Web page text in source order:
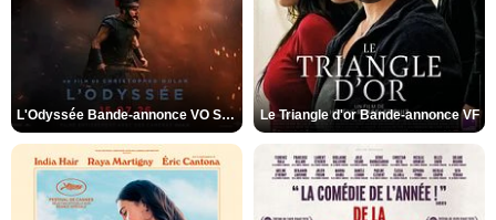
L'Odyssée Bande-annonce VO STFR Le Triangle d'or Bande-annonce VF